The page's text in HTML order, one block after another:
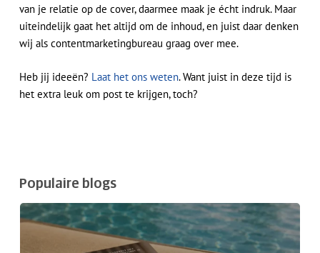
van je relatie op de cover, daarmee maak je écht indruk. Maar
uiteindelijk gaat het altijd om de inhoud, en juist daar denken
wij als contentmarketingbureau graag over mee.
Heb jij ideeën? Laat het ons weten. Want juist in deze tijd is
het extra leuk om post te krijgen, toch?
Populaire blogs